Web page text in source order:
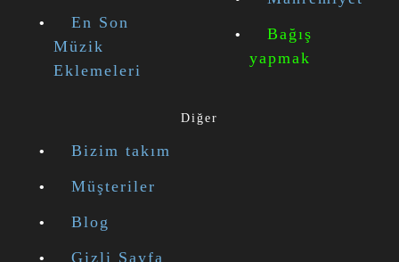
En Son
Müzik
Eklemeleri
Bağış
yapmak
Diğer
Bizim takım
Müşteriler
Blog
Gizli Sayfa